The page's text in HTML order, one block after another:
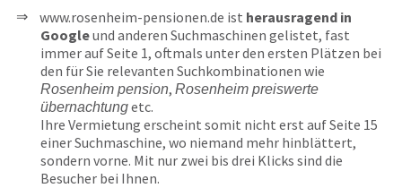
www.rosenheim-pensionen.de ist herausragend in
Googleund anderen Suchmaschinen gelistet, fast
immer auf Seite 1, oftmals unter den ersten Plätzen bei
den für Sie relevanten Suchkombinationen wie
Rosenheim pension, Rosenheim preiswerte
übernachtungetc.
Ihre Vermietung erscheint somit nicht erst auf Seite 15
einer Suchmaschine, wo niemand mehr hinblättert,
sondern vorne. Mit nur zwei bis drei Klicks sind die
Besucher bei Ihnen.